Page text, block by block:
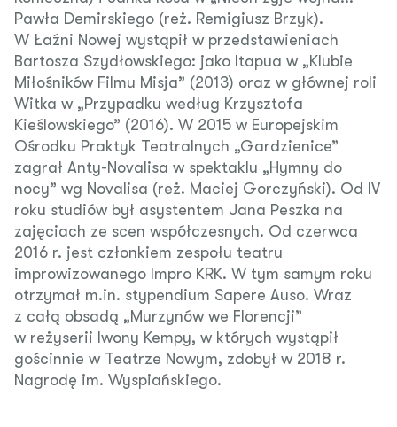
Pawła Demirskiego (reż. Remigiusz Brzyk).
W Łaźni Nowej wystąpił w przedstawieniach
Bartosza Szydłowskiego: jako Itapua w „Klubie
Miłośników Filmu Misja” (2013) oraz w głównej roli
Witka w „Przypadku według Krzysztofa
Kieślowskiego” (2016). W 2015 w Europejskim
Ośrodku Praktyk Teatralnych „Gardzienice”
zagrał Anty-Novalisa w spektaklu „Hymny do
nocy” wg Novalisa (reż. Maciej Gorczyński). Od IV
roku studiów był asystentem Jana Peszka na
zajęciach ze scen współczesnych. Od czerwca
2016 r. jest członkiem zespołu teatru
improwizowanego Impro KRK. W tym samym roku
otrzymał m.in. stypendium Sapere Auso. Wraz
z całą obsadą „Murzynów we Florencji”
w reżyserii Iwony Kempy, w których wystąpił
gościnnie w Teatrze Nowym, zdobył w 2018 r.
Nagrodę im. Wyspiańskiego.